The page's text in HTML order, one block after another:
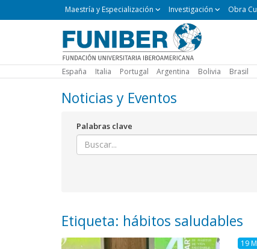
Maestría
Maestría y Especialización Investigación Obra
España Italia Portugal Argentina Bolivia Brasil
Noticias y Eventos
Palabras clave
Etiqueta: hábitos saludables
19